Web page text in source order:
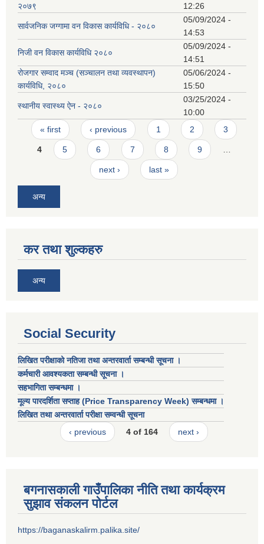
२०७९
12:26
सार्वजनिक जग्गामा वन विकास कार्यविधि - २०८०
05/09/2024 -
14:53
निजी वन विकास कार्यविधि २०८०
05/09/2024 -
14:51
रोजगार सम्वाद मञ्च (सञ्चालन तथा व्यवस्थापन)
कार्यविधि, २०८०
05/06/2024 -
15:50
स्थानीय स्वास्थ्य ऐन - २०८०
03/25/2024 -
10:00
Pages
« first ‹ previous 1 2 3
4 5 6 7 8 9
next › last »
अन्य
कर तथा शुल्कहरु
अन्य
Social Security
लिखित परीक्षाको नतिजा तथा अन्तरवार्ता सम्बन्धी सूचना ।
कर्मचारी आवश्यकता सम्बन्धी सूचना ।
सहभागिता सम्बन्धमा ।
मूल्य पारदर्शिता सप्ताह (Price Transparency Week) सम्बन्धमा ।
लिखित तथा अन्तरवार्ता परीक्षा सम्वन्धी सूचना
‹ previous
4 of 164 next ›
बगनासकाली गाउँपालिका नीति तथा कार्यक्रम
सुझाव संकलन पोर्टल
https://baganaskalirm.palika.site/